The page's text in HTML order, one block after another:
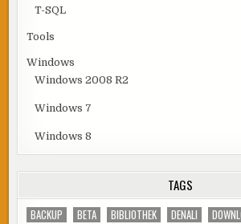
T-SQL
Tools
Windows
Windows 2008 R2
Windows 7
Windows 8
TAGS
BACKUP BETA BIBLIOTHEK DENALI